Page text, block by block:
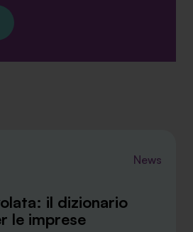
News
il dizionario
le imprese